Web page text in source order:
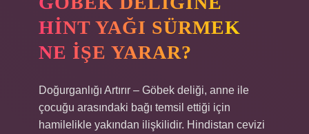
HINT YAĞI SÜRMEK
NE IŞE YARAR?
Doğurganlığı Artırır – Göbek deliği, anne ile
çocuğu arasındaki bağı temsil ettiği için
hamilelikle yakından ilişkilidir. Hindistan cevizi